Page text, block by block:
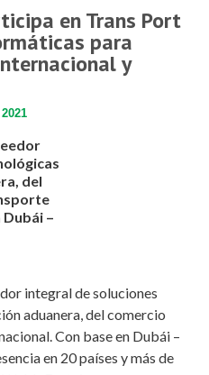
en Trans Port
para
y
del
–
integral de soluciones
aduanera, del comercio
Con base en Dubái –
en 20 países y más de